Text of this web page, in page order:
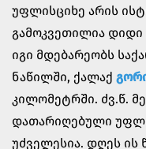
უფლისციხე არის
გამოკვეთილია დიდი
იგი მდებარეობს
ნაწილში, ქალაქ
კილომეტრში. ძვ.წ.
დათარიღებული
უძველესია. დღეს